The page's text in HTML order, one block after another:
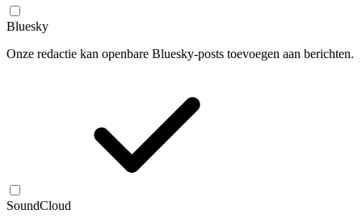
Bluesky
Onze redactie kan openbare Bluesky-posts toevoegen aan berichten.
SoundCloud